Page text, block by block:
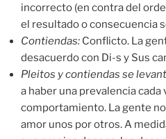
incorrecto (en contra del
el resultado o consecuencia
Contiendas: Conflicto. La
desacuerdo con Di-s y Sus
Pleitos y contiendas se
a haber una prevalencia
comportamiento. La gente
amor unos por otros. A